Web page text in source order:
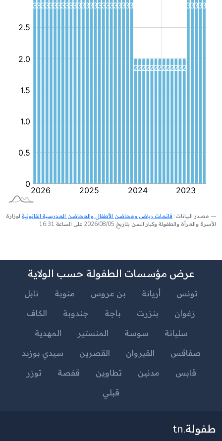
مصدر البيانات: قائمات رياض ومحاضن الأطفال والمحاضن المدرسية القانونية لوزارة
الأسرة والمرأة والطفولة وكبار السن بتاريخ 2026/08/05 على الساعة 16:31
عرض مؤسسات الطفولة حسب الولاية
تونس أريانة بن عروس منوبة
نابل
زغوان
بنزرت باجة جندوبة
الكاف
سليانة
سوسة المنستير
المهدية
صفاقس
القيروان القصرين
سيدي بوزيد
قابس
مدنين تطاوين قفصة
توزر
قبلي
طفولة.tn